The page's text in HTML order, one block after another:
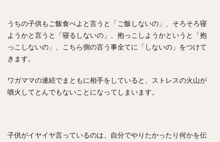
うちの子供もご飯食べよと言うと「ご飯しないの」、そろそろ寝
ようかと言うと「寝るしないの」、抱っこしようかというと「抱
っこしないの」、こちら側の言う事全てに「しないの」をつけて
きます。
ワガママの連続でまともに相手をしていると、ストレスの火山が
噴火してとんでもないことになってしまいます。
子供がイヤイヤ言っているのは、自分でやりたかったり何かを伝